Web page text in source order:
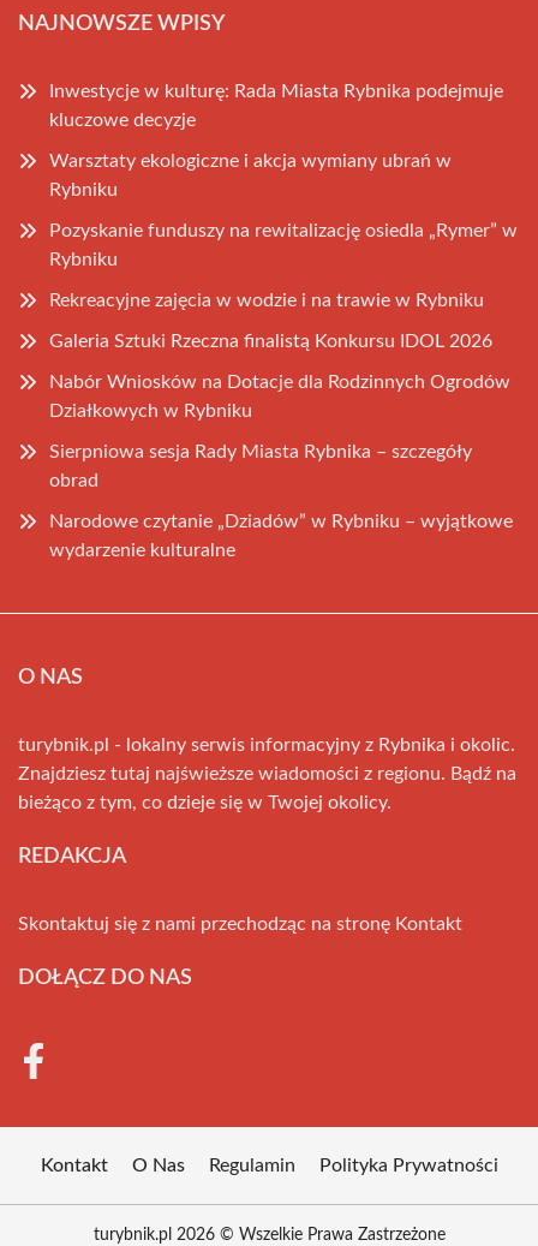
NAJNOWSZE WPISY
Inwestycje w kulturę: Rada Miasta Rybnika podejmuje
kluczowe decyzje
Warsztaty ekologiczne i akcja wymiany ubrań w
Rybniku
Pozyskanie funduszy na rewitalizację osiedla „Rymer” w
Rybniku
Rekreacyjne zajęcia w wodzie i na trawie w Rybniku
Galeria Sztuki Rzeczna finalistą Konkursu IDOL 2026
Nabór Wniosków na Dotacje dla Rodzinnych Ogrodów
Działkowych w Rybniku
Sierpniowa sesja Rady Miasta Rybnika – szczegóły
obrad
Narodowe czytanie „Dziadów” w Rybniku – wyjątkowe
wydarzenie kulturalne
O NAS
turybnik.pl - lokalny serwis informacyjny z Rybnika i okolic.
Znajdziesz tutaj najświeższe wiadomości z regionu. Bądź na
bieżąco z tym, co dzieje się w Twojej okolicy.
REDAKCJA
Skontaktuj się z nami przechodząc na stronę Kontakt
DOŁĄCZ DO NAS
Kontakt O Nas Regulamin Polityka Prywatności
turybnik.pl 2026 © Wszelkie Prawa Zastrzeżone